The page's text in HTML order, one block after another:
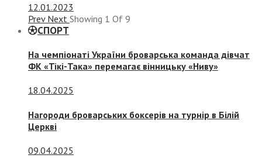
12.01.2023
Prev Next Showing 1 Of 9
СПОРТ
На чемпіонаті України броварська команда дівчат
ФК «Тікі-Така» перемагає вінницьку «Ниву»
18.04.2025
Нагороди броварських боксерів на турнір в Білій
Церкві
09.04.2025